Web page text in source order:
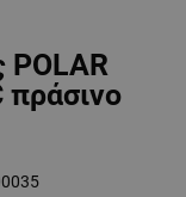
POLAR
πράσινο